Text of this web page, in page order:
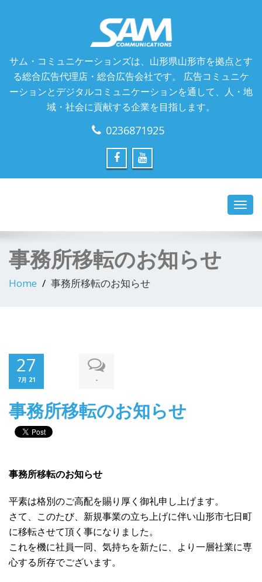
サム・コミュニケーションズは、山形県山形市を拠点とす
る総合広告代理店・総合広告会社です。 広告コミュニケ
ーションとデジタルコミュニケーションを通して、人・地
域・社会に貢献する企業を目指します。
0236871925
事務所移転のお知らせ
Home 事務所移転のお知らせ
27
7月 21 -
事務所移転のお知らせ
事務所移転のお知らせ
平素は格別のご高配を賜り厚く御礼申し上げます。
さて、このたび、新規事業の立ち上げに伴い山形市七日町
に移転させて頂く事になりました。
これを機に社員一同、気持ちを新たに、より一層社業に専
心する所存でございます。